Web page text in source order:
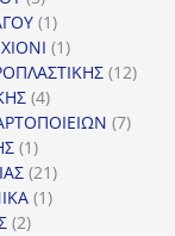
προϊόντα
11
προϊόν
11
προϊόν1212
44
προϊόντα77
11
προϊόν
2121
προϊόντα
11
22